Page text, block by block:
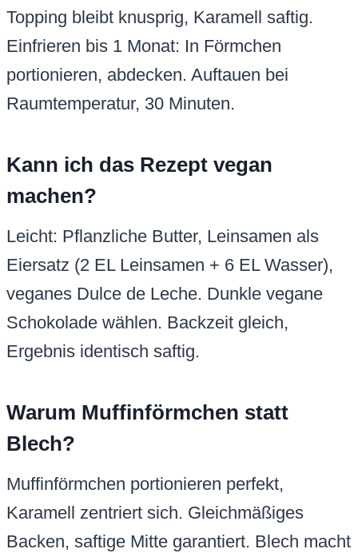
Topping bleibt knusprig, Karamell saftig.
Einfrieren bis 1 Monat: In Förmchen
portionieren, abdecken. Auftauen bei
Raumtemperatur, 30 Minuten.
Kann ich das Rezept vegan
machen?
Leicht: Pflanzliche Butter, Leinsamen als
Eiersatz (2 EL Leinsamen + 6 EL Wasser),
veganes Dulce de Leche. Dunkle vegane
Schokolade wählen. Backzeit gleich,
Ergebnis identisch saftig.
Warum Muffinförmchen statt
Blech?
Muffinförmchen portionieren perfekt,
Karamell zentriert sich. Gleichmäßiges
Backen, saftige Mitte garantiert. Blech macht